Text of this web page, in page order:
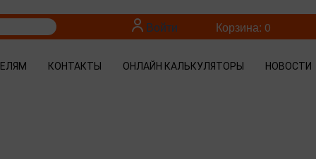
Войти Корзина: 0
КОНТАКТЫ ОНЛАЙН КАЛЬКУЛЯТОРЫ НОВОСТИ